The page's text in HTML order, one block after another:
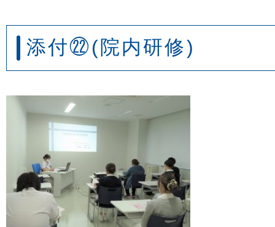
添付㉒(院内研修)